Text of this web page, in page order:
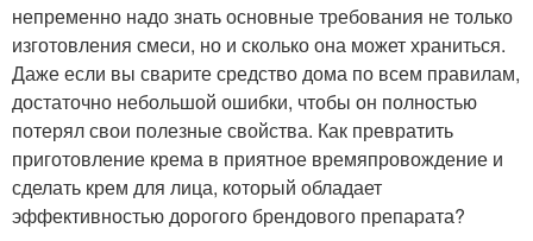
непременно надо знать основные требования не только
изготовления смеси, но и сколько она может храниться.
Даже если вы сварите средство дома по всем правилам,
достаточно небольшой ошибки, чтобы он полностью
потерял свои полезные свойства. Как превратить
приготовление крема в приятное времяпровождение и
сделать крем для лица, который обладает
эффективностью дорогого брендового препарата?